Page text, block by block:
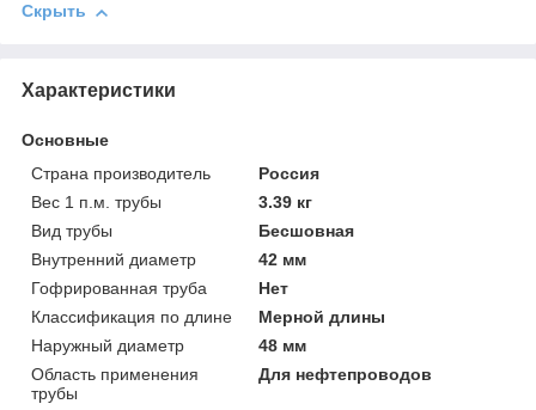
Скрыть
Характеристики
Основные
Страна производитель
Россия
Вес 1 п.м. трубы
3.39 кг
Вид трубы
Бесшовная
Внутренний диаметр
42 мм
Гофрированная труба
Нет
Классификация по длине
Мерной длины
Наружный диаметр
48 мм
Область применения
трубы
Для нефтепроводов